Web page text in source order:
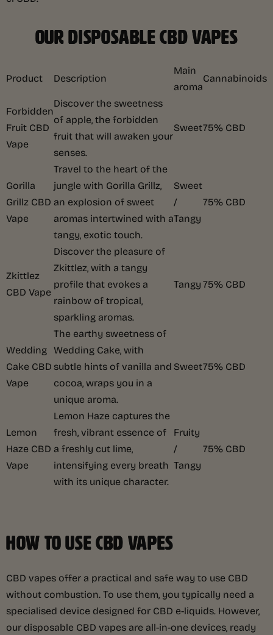
OUR DISPOSABLE CBD VAPES
Product Description
Main
aroma
Cannabinoids
Forbidden
Fruit CBD
Vape
Discover the sweetness
of apple, the forbidden
fruit that will awaken your
senses.
Sweet75% CBD
Gorilla
Grillz CBD
Vape
Travel to the heart of the
jungle with Gorilla Grillz,
an explosion of sweet
aromas intertwined with a
tangy, exotic touch.
Sweet
/
Tangy
75% CBD
Zkittlez
CBD Vape
Discover the pleasure of
Zkittlez, with a tangy
profile that evokes a
rainbow of tropical,
sparkling aromas.
Tangy75% CBD
Wedding
Cake CBD
Vape
The earthy sweetness of
Wedding Cake, with
subtle hints of vanilla and
cocoa, wraps you in a
unique aroma.
Sweet75% CBD
Lemon
Haze CBD
Vape
Lemon Haze captures the
fresh, vibrant essence of
a freshly cut lime,
intensifying every breath
with its unique character.
Fruity
/
Tangy
75% CBD
HOW TO USE CBD VAPES
CBD vapes offer a practical and safe way to use CBD
without combustion. To use them, you typically need a
specialised device designed for CBD e-liquids. However,
our disposable CBD vapes are all-in-one devices, ready